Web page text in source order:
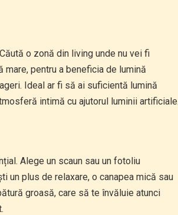
o zonă din living unde nu vei fi
pentru a beneficia de lumină
Ideal ar fi să ai suficientă lumină
intimă cu ajutorul luminii artificiale.
Alege un scaun sau un fotoliu
un plus de relaxare, o canapea mică sau
groasă, care să te învăluie atunci